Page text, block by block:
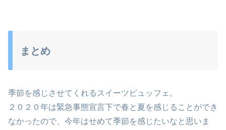
まとめ
季節を感じさせてくれるスイーツビュッフェ。
２０２０年は緊急事態宣言下で春と夏を感じることができ
なかったので、今年はせめて季節を感じたいなと思いま